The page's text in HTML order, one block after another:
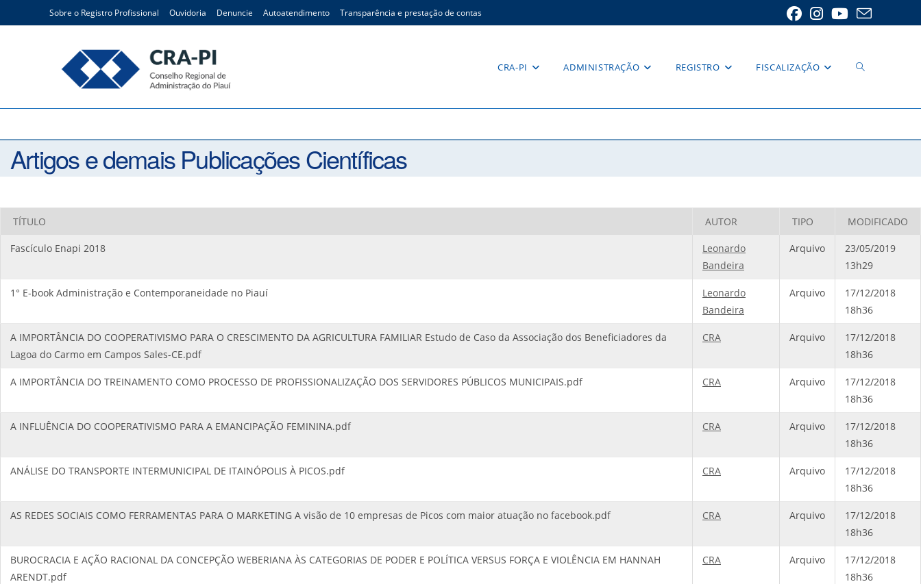
para
Sobre o Registro Profissional Ouvidoria Denuncie Autoatendimento Transparência e prestação de contas
CRA-PI ADMINISTRAÇÃO REGISTRO FISCALIZAÇÃO Alternar
site
Artigos e demais Publicações Científicas
TÍTULO AUTOR TIPO MODIFICADO
Fascículo Enapi 2018
Leonardo
Bandeira
Arquivo
23/05/2019
13h29
1° E-book Administração e Contemporaneidade no Piauí
Leonardo
Bandeira
Arquivo
17/12/2018
18h36
A IMPORTÂNCIA DO COOPERATIVISMO PARA O CRESCIMENTO DA AGRICULTURA FAMILIAR Estudo de Caso da Associação dos Beneficiadores da
Lagoa do Carmo em Campos Sales-CE.pdf
CRA Arquivo
17/12/2018
18h36
A IMPORTÂNCIA DO TREINAMENTO COMO PROCESSO DE PROFISSIONALIZAÇÃO DOS SERVIDORES PÚBLICOS MUNICIPAIS.pdf CRA Arquivo
17/12/2018
18h36
A INFLUÊNCIA DO COOPERATIVISMO PARA A EMANCIPAÇÃO FEMININA.pdf CRA Arquivo
17/12/2018
18h36
ANÁLISE DO TRANSPORTE INTERMUNICIPAL DE ITAINÓPOLIS À PICOS.pdf CRA Arquivo
17/12/2018
18h36
AS REDES SOCIAIS COMO FERRAMENTAS PARA O MARKETING A visão de 10 empresas de Picos com maior atuação no facebook.pdf CRA Arquivo
17/12/2018
18h36
BUROCRACIA E AÇÃO RACIONAL DA CONCEPÇÃO WEBERIANA ÀS CATEGORIAS DE PODER E POLÍTICA VERSUS FORÇA E VIOLÊNCIA EM HANNAH
ARENDT.pdf
CRA Arquivo
17/12/2018
18h36